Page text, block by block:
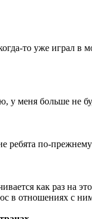
то уже играл в
у меня больше не
ребята по-
как раз на
в отношениях с